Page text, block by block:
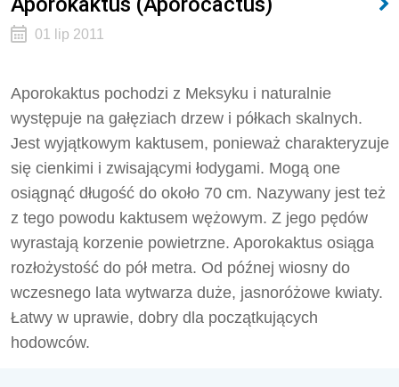
01 lip 2011
Aporokaktus pochodzi z Meksyku i naturalnie
występuje na gałęziach drzew i półkach skalnych.
Jest wyjątkowym kaktusem, ponieważ charakteryzuje
się cienkimi i zwisającymi łodygami. Mogą one
osiągnąć długość do około 70 cm. Nazywany jest też
z tego powodu kaktusem wężowym. Z jego pędów
wyrastają korzenie powietrzne. Aporokaktus osiąga
rozłożystość do pół metra. Od późnej wiosny do
wczesnego lata wytwarza duże, jasnoróżowe kwiaty.
Łatwy w uprawie, dobry dla początkujących
hodowców.